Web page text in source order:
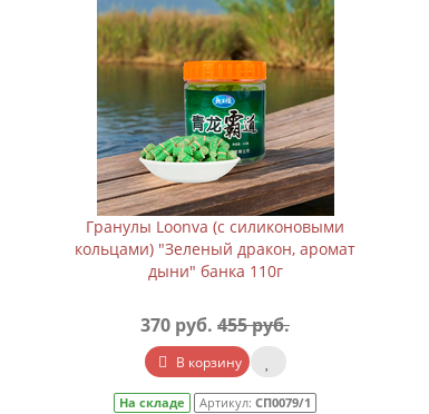
Гранулы Loonva (с силиконовыми
кольцами) "Зеленый дракон, аромат
дыни" банка 110г
370 руб. 455 руб.
В корзину
На складе Артикул: СП0079/1